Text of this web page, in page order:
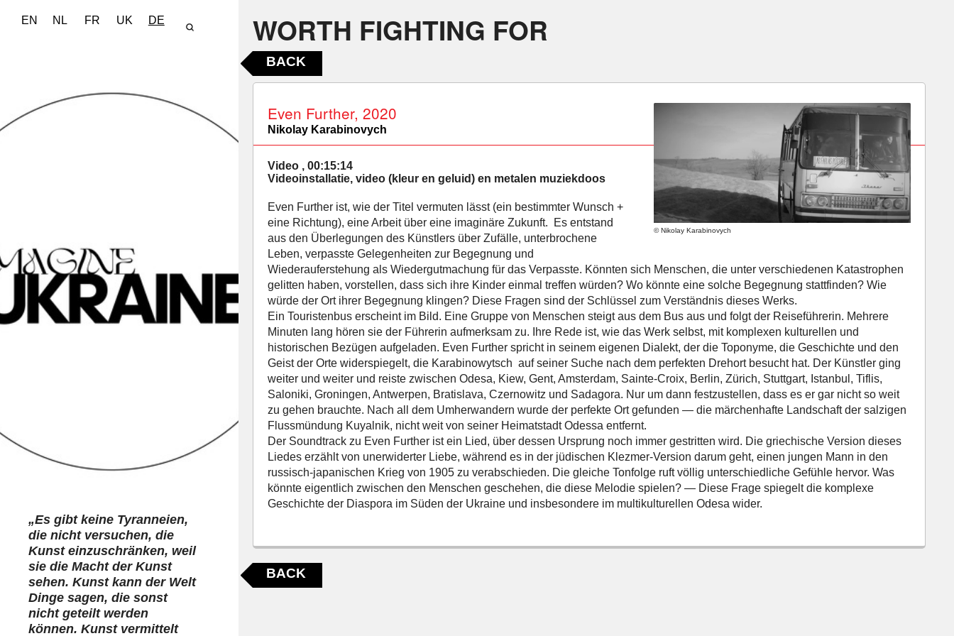
EN NL FR UK DE
„Es gibt keine Tyranneien,
die nicht versuchen, die
Kunst einzuschränken, weil
sie die Macht der Kunst
sehen. Kunst kann der Welt
Dinge sagen, die sonst
nicht geteilt werden
können. Kunst vermittelt
WORTH FIGHTING FOR
BACK
© Nikolay Karabinovych
Even Further, 2020
Nikolay Karabinovych
Video , 00:15:14
Videoinstallatie, video (kleur en geluid) en metalen muziekdoos
Even Further ist, wie der Titel vermuten lässt (ein bestimmter Wunsch +
eine Richtung), eine Arbeit über eine imaginäre Zukunft. Es entstand
aus den Überlegungen des Künstlers über Zufälle, unterbrochene
Leben, verpasste Gelegenheiten zur Begegnung und
Wiederauferstehung als Wiedergutmachung für das Verpasste. Könnten sich Menschen, die unter verschiedenen Katastrophen
gelitten haben, vorstellen, dass sich ihre Kinder einmal treffen würden? Wo könnte eine solche Begegnung stattfinden? Wie
würde der Ort ihrer Begegnung klingen? Diese Fragen sind der Schlüssel zum Verständnis dieses Werks.
Ein Touristenbus erscheint im Bild. Eine Gruppe von Menschen steigt aus dem Bus aus und folgt der Reiseführerin. Mehrere
Minuten lang hören sie der Führerin aufmerksam zu. Ihre Rede ist, wie das Werk selbst, mit komplexen kulturellen und
historischen Bezügen aufgeladen. Even Further spricht in seinem eigenen Dialekt, der die Toponyme, die Geschichte und den
Geist der Orte widerspiegelt, die Karabinowytsch auf seiner Suche nach dem perfekten Drehort besucht hat. Der Künstler ging
weiter und weiter und reiste zwischen Odesa, Kiew, Gent, Amsterdam, Sainte-Croix, Berlin, Zürich, Stuttgart, Istanbul, Tiflis,
Saloniki, Groningen, Antwerpen, Bratislava, Czernowitz und Sadagora. Nur um dann festzustellen, dass es er gar nicht so weit
zu gehen brauchte. Nach all dem Umherwandern wurde der perfekte Ort gefunden — die märchenhafte Landschaft der salzigen
Flussmündung Kuyalnik, nicht weit von seiner Heimatstadt Odessa entfernt.
Der Soundtrack zu Even Further ist ein Lied, über dessen Ursprung noch immer gestritten wird. Die griechische Version dieses
Liedes erzählt von unerwiderter Liebe, während es in der jüdischen Klezmer-Version darum geht, einen jungen Mann in den
russisch-japanischen Krieg von 1905 zu verabschieden. Die gleiche Tonfolge ruft völlig unterschiedliche Gefühle hervor. Was
könnte eigentlich zwischen den Menschen geschehen, die diese Melodie spielen? — Diese Frage spiegelt die komplexe
Geschichte der Diaspora im Süden der Ukraine und insbesondere im multikulturellen Odesa wider.
BACK